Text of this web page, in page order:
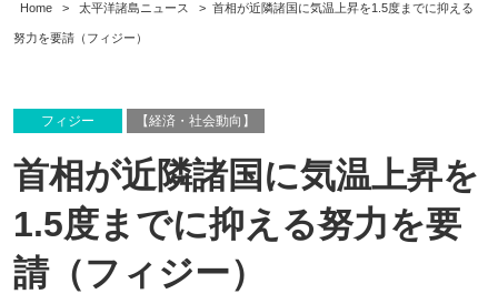
Home > 太平洋諸島ニュース > 首相が近隣諸国に気温上昇を1.5度までに抑える
努力を要請（フィジー）
フィジー 【経済・社会動向】
首相が近隣諸国に気温上昇を
1.5度までに抑える努力を要
請（フィジー）